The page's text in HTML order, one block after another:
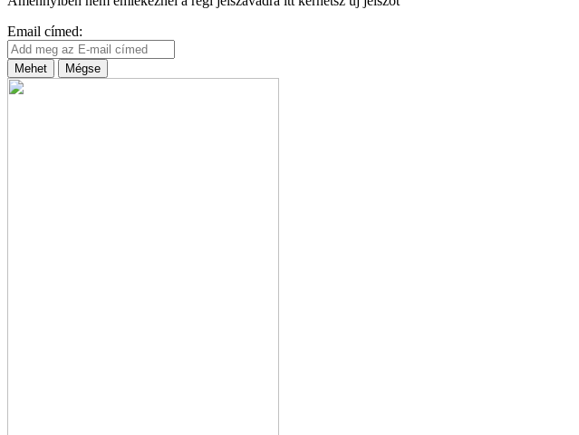
Email címed:
Mehet Mégse